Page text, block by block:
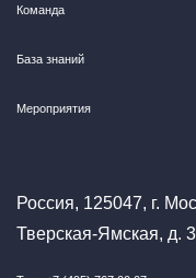
Команда
База знаний
Мероприятия
Россия, 125047, г.
Тверская-Ямская, д.